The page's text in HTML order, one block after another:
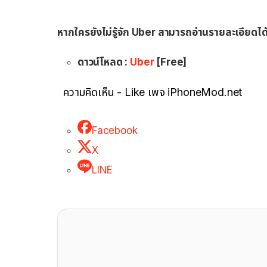
หากใครยังไม่รู้จัก Uber สามารถอ่านรายละเอียดไ
ดาวน์โหลด : Uber[Free]
ความคิดเห็น - Like เพจ iPhoneMod.net
Facebook
X
LINE